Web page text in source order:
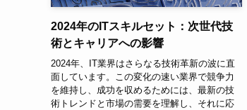
2024年のITスキルセット：次世代技
術とキャリアへの影響
2024年、IT業界はさらなる技術革新の波に直
面しています。この変化の速い業界で競争力
を維持し、成功を収めるためには、最新の技
術トレンドと市場の需要を理解し、それに応